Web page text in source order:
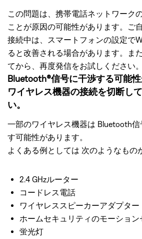
この問題は、携帯電話ネットワーク
ことが原因の可能性があります。ご
接続中は、スマートフォンの設定で
ると改善される場合があります。ま
てから、再度発信をお試しください。
Bluetooth®信号に干渉する可能
ワイヤレス機器の接続を切断し
い。
一部のワイヤレス機器は Bluetooth信
す可能性があります。
よくある例としては 次のようなもの
2.4 GHzルーター
コードレス電話
ワイヤレススピーカーアダプター
ホームセキュリティのモーション
蛍光灯